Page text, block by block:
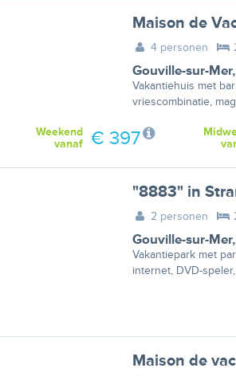
Maison de
4 personen
Gouville-sur-Mer,
Vakantiehuis met
vriescombinatie,
Weekend
vanaf
€ 397
"8883" in
2 personen
Gouville-sur-Mer,
Vakantiepark met
internet, DVD-
Maison de